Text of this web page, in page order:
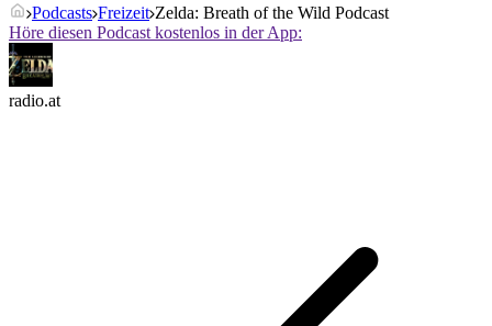
Podcasts Freizeit Zelda: Breath of the Wild Podcast
Höre diesen Podcast kostenlos in der App:
radio.at